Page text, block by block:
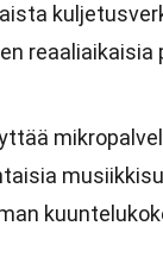
reaaliaikaisia